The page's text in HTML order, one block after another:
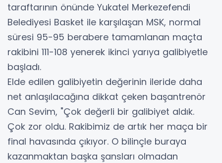
taraftarının önünde Yukatel Merkezefendi
Belediyesi Basket ile karşılaşan MSK, normal
süresi 95-95 berabere tamamlanan maçta
rakibini 111-108 yenerek ikinci yarıya galibiyetle
başladı.
Elde edilen galibiyetin değerinin ileride daha
net anlaşılacağına dikkat çeken başantrenör
Can Sevim, "Çok değerli bir galibiyet aldık.
Çok zor oldu. Rakibimiz de artık her maça bir
final havasında çıkıyor. O bilinçle buraya
kazanmaktan başka şansları olmadan